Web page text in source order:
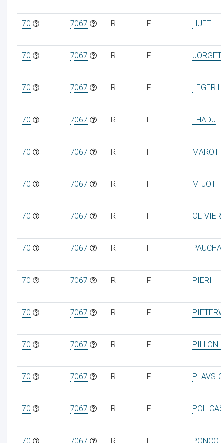
70 7067 R F HUET
70 7067 R F JORGET
70 7067 R F LEGER
70 7067 R F LHADJ
70 7067 R F MAROT
70 7067 R F
70 7067 R F OLIVIER
70 7067 R F
70 7067 R F PIERI
70 7067 R F
70 7067 R F PILLON
70 7067 R F
70 7067 R F
70 7067 R F